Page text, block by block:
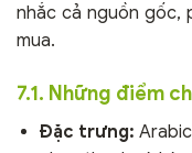
nhắc cả nguồn gốc,
mua.
7.1. Những điểm
Đặc trưng: